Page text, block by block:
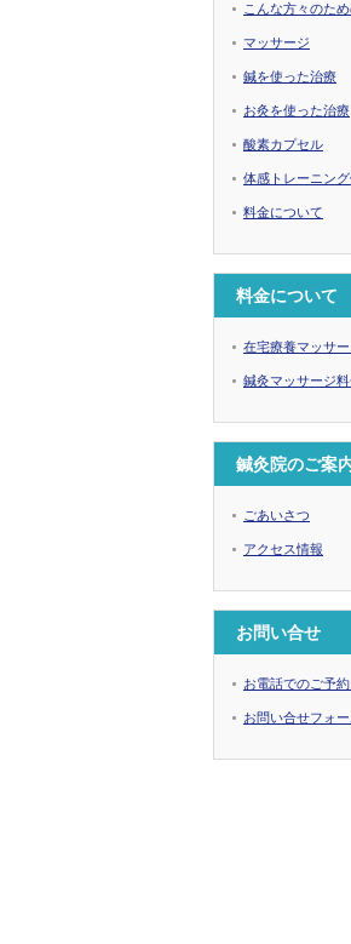
こんな方々のた
マッサージ
鍼を使った治療
お灸を使った治療
酸素カプセル
体感トレーニング
料金について
料金について
在宅療養マッサ
鍼灸マッサージ
鍼灸院のご案
ごあいさつ
アクセス情報
お問い合せ
お電話でのご予
お問い合せフォー